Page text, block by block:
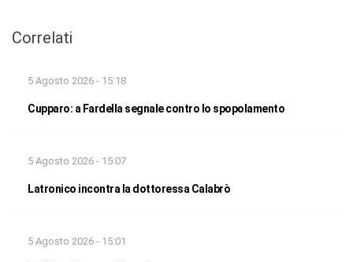
Correlati
5 Agosto 2026 - 15:18
Cupparo: a Fardella segnale contro lo spopolamento
5 Agosto 2026 - 15:07
Latronico incontra la dottoressa Calabrò
5 Agosto 2026 - 15:01